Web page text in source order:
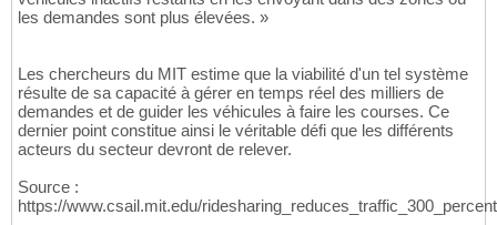
les demandes sont plus élevées. »
Les chercheurs du MIT estime que la viabilité d'un tel système
résulte de sa capacité à gérer en temps réel des milliers de
demandes et de guider les véhicules à faire les courses. Ce
dernier point constitue ainsi le véritable défi que les différents
acteurs du secteur devront de relever.
Source :
https://www.csail.mit.edu/ridesharing_reduces_traffic_300_percent